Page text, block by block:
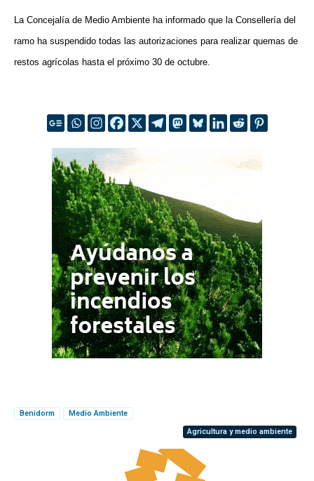
La Concejalía de Medio Ambiente ha informado que la Consellería del
ramo ha suspendido todas las autorizaciones para realizar quemas de
restos agrícolas hasta el próximo 30 de octubre.
Benidorm
Medio Ambiente
Agricultura y medio ambiente